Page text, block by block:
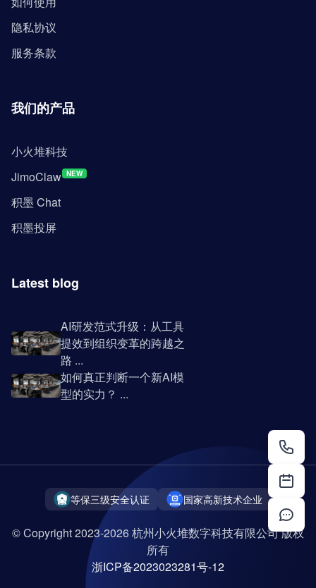
隐私协议
服务条款
我们的产品
小火堆科技
JimoClaw NEW
积墨 Chat
积墨投屏
Latest blog
AI研发范式升级：从工具
提效到组织变革的跨越之
路 ...
如何真正判断一个新AI模
型的实力？ ...
等保三级安全认证 国家高新技术企业
© Copyright 2023-2026 杭州小火堆数字科技有限公司 版权
所有
浙ICP备2023023281号-12